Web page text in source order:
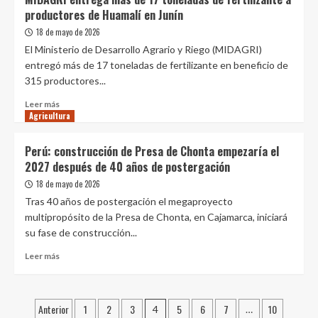
de
alimentos
supera
las
mil
toneladas
mercados
mayoristas
Lima
productores de Huamalí en Junín
18 de mayo de 2026
El Ministerio de Desarrollo Agrario y Riego (MIDAGRI)
entregó más de 17 toneladas de fertilizante en beneficio de
315 productores...
Leer más
más
entrega
más
de
17
toneladas
de
fertilizante
en
Agricultura
Perú: construcción de Presa de Chonta empezaría el
2027 después de 40 años de postergación
18 de mayo de 2026
Tras 40 años de postergación el megaproyecto
multipropósito de la Presa de Chonta, en Cajamarca, iniciará
su fase de construcción...
Leer más
construcción
Paginación
Anterior 1 2 3 4 5 6 7 …
10